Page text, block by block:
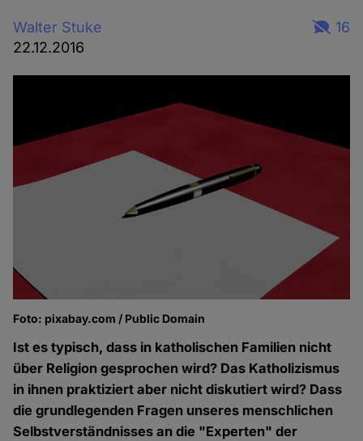
Walter Stuke
22.12.2016
16
Foto: pixabay.com / Public Domain
Ist es typisch, dass in katholischen Familien nicht
über Religion gesprochen wird? Das Katholizismus
in ihnen praktiziert aber nicht diskutiert wird? Dass
die grundlegenden Fragen unseres menschlichen
Selbstverständnisses an die "Experten" der